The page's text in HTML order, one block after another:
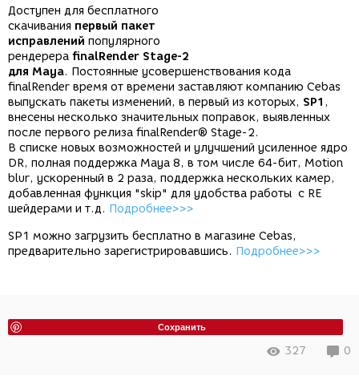
Доступен для бесплатного
скачивания первый пакет
исправлений популярного
рендерера finalRender Stage-2
для Maya. Постоянные усовершенствования кода
finalRender время от времени заставляют компанию Cebas
выпускать пакеты изменений, в первый из которых, SP1 ,
внесены несколько значительных поправок, выявленных
после первого релиза finalRender® Stage-2.
В списке новых возможностей и улучшений усиленное ядро
DR, полная поддержка Maya 8, в том числе 64-бит, Motion
blur, ускоренный в 2 раза, поддержка нескольких камер,
добавленная функция "skip" для удобства работы с RE
шейдерами и т.д. Подробнее>>>
SP1 можно загрузить бесплатно в магазине Cebas,
предварительно зарегистрировавшись. Подробнее>>>
Сохранить
327 0